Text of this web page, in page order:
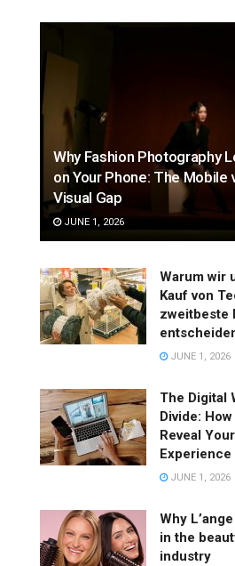
Why Fashion Photography
on Your Phone: The Mobile
Visual Gap
JUNE 1, 2026
Warum wir
Kauf von
zweitbeste
JUNE 1, 2026
The Digital
Divide:
Reveal
Experience
JUNE 1, 2026
Why
in the
industry